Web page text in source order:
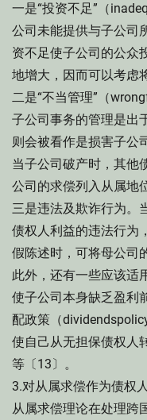
一是“投资不足”（
公司未能提供与子公司
资不足使子公司的公众
地增大，因而可以考虑
二是“不当管理”（
子公司事务的管理是出
则会被看作是损害子公
当子公司破产时，其他
公司的求偿列入从属地
三是违法及欺诈行为。
债权人利益的违法行为
假陈述时，可将母公司
此外，还有一些应该适
使子公司本身缺乏盈
配政策（
使自己从无担保债权人
等〔13〕。
3.对从属求偿作为债权
从属求偿理论在处理跨